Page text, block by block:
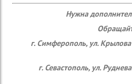
Нужна
г. Симферополь, ул.
г. Севастополь, ул.